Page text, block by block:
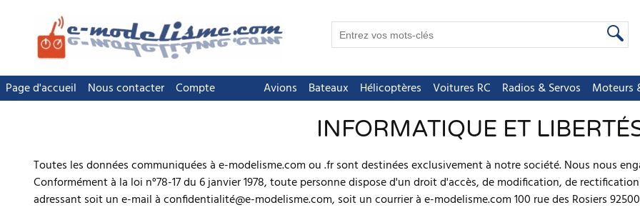
Page d'accueil Nous contacter Compte Avions Bateaux Hélicoptères Voitures RC Radios & Servos Moteurs
INFORMATIQUE ET
Toutes les données communiquées à e-modelisme.com ou .fr sont destinées exclusivement à notre société. Nous nous
Conformément à la loi n°78-17 du 6 janvier 1978, toute personne dispose d'un droit d'accès, de modification, de
adressant soit un e-mail à confidentialité@e-modelisme.com, soit un courrier à e-modelisme.com 100 rue des Rosiers